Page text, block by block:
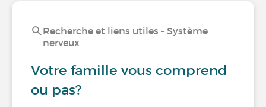
Recherche et liens utiles - Système
nerveux
Votre famille vous comprend
ou pas?